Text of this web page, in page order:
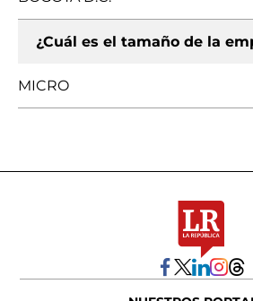
¿Cuál es el tamaño de la
MICRO